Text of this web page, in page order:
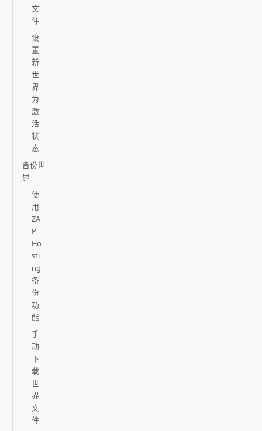
文
件
设
置
新
世
界
为
激
活
状
态
备份世
界
使
用
ZA
P-
Ho
sti
ng
备
份
功
能
手
动
下
载
世
界
文
件